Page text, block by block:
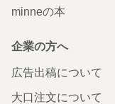
minneの本
企業の方へ
広告出稿について
大口注文について